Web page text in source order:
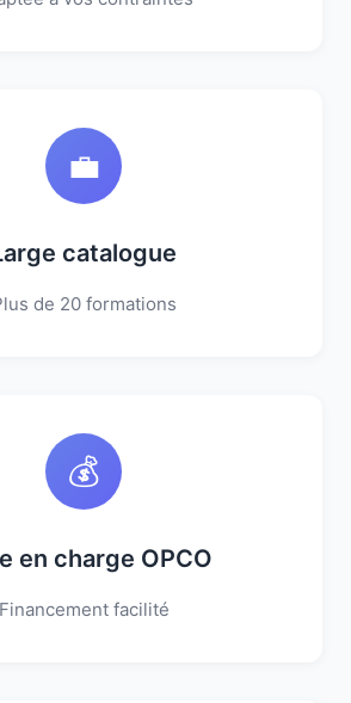
💼
catalogue
de 20 formations
💰
en charge OPCO
Financement facilité